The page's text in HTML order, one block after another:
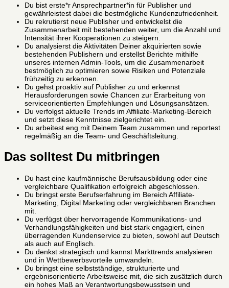
Du bist erste*r Ansprechpartner*in für Publisher und
gewährleistest dabei die bestmögliche Kundenzufriedenheit.
Du rekrutierst neue Publisher und entwickelst die
Zusammenarbeit mit bestehenden weiter, um die Anzahl und
Intensität ihrer Kooperationen zu steigern.
Du analysierst die Aktivitäten Deiner akquirierten sowie
bestehenden Publishern und erstellst Berichte mithilfe
unseres internen Admin-Tools, um die Zusammenarbeit
bestmöglich zu optimieren sowie Risiken und Potenziale
frühzeitig zu erkennen.
Du gehst proaktiv auf Publisher zu und erkennst
Herausforderungen sowie Chancen zur Erarbeitung von
serviceorientierten Empfehlungen und Lösungsansätzen.
Du verfolgst aktuelle Trends im Affiliate-Marketing-Bereich
und setzt diese Kenntnisse zielgerichtet ein.
Du arbeitest eng mit Deinem Team zusammen und reportest
regelmäßig an die Team- und Geschäftsleitung.
Das solltest Du mitbringen
Du hast eine kaufmännische Berufsausbildung oder eine
vergleichbare Qualifikation erfolgreich abgeschlossen.
Du bringst erste Berufserfahrung im Bereich Affiliate-
Marketing, Digital Marketing oder vergleichbaren Branchen
mit.
Du verfügst über hervorragende Kommunikations- und
Verhandlungsfähigkeiten und bist stark engagiert, einen
überragenden Kundenservice zu bieten, sowohl auf Deutsch
als auch auf Englisch.
Du denkst strategisch und kannst Markttrends analysieren
und in Wettbewerbsvorteile umwandeln.
Du bringst eine selbstständige, strukturierte und
ergebnisorientierte Arbeitsweise mit, die sich zusätzlich durch
ein hohes Maß an Verantwortungsbewusstsein und